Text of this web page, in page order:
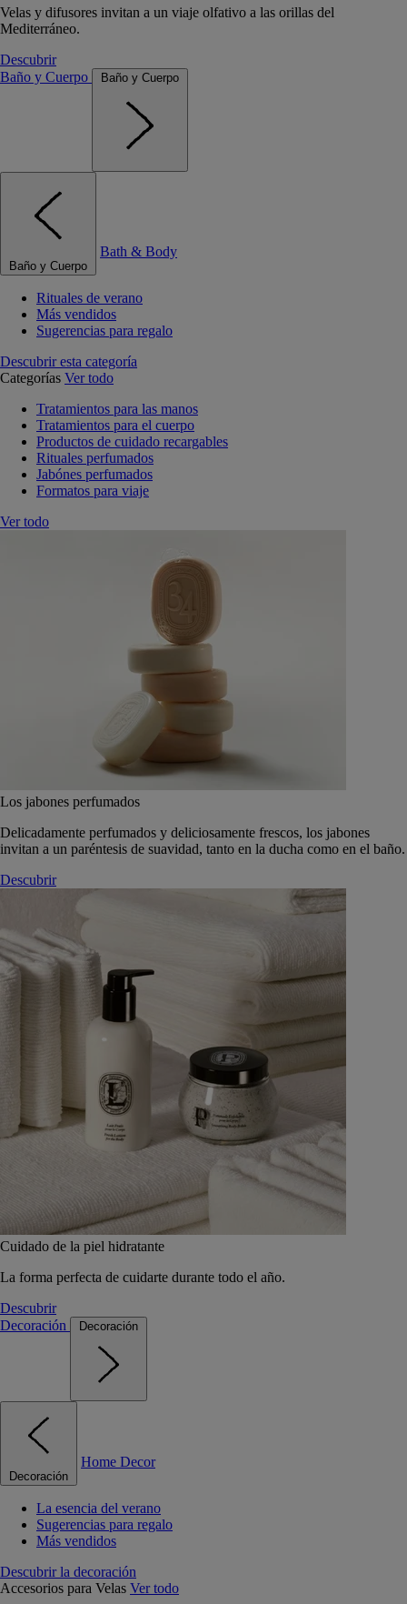
Velas y difusores invitan a un viaje olfativo a las orillas del
Mediterráneo.
Descubrir
Baño y Cuerpo
Baño y Cuerpo
Baño y Cuerpo
Bath & Body
Rituales de verano
Más vendidos
Sugerencias para regalo
Descubrir esta categoría
Categorías Ver todo
Tratamientos para las manos
Tratamientos para el cuerpo
Productos de cuidado recargables
Rituales perfumados
Jabónes perfumados
Formatos para viaje
Ver todo
Los jabones perfumados
Delicadamente perfumados y deliciosamente frescos, los jabones
invitan a un paréntesis de suavidad, tanto en la ducha como en el baño.
Descubrir
Cuidado de la piel hidratante
La forma perfecta de cuidarte durante todo el año.
Descubrir
Decoración
Decoración
Decoración
Home Decor
La esencia del verano
Sugerencias para regalo
Más vendidos
Descubrir la decoración
Accesorios para Velas Ver todo